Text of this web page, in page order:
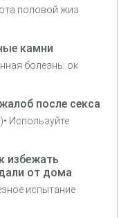
половой жиз
камни
болезнь: ок
после секса
Используйте
избежать
от дома
испытание